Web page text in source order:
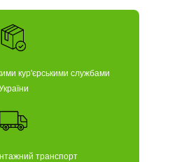
кур'єрськими службами
транспорт